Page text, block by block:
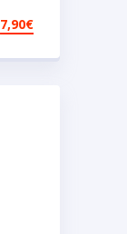
7,90€